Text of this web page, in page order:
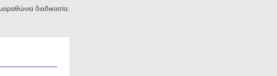
μαραθώνια διαδικασία.